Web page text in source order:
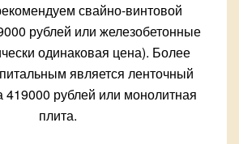
свайно-винтовой
рублей или железобетонные
одинаковая цена). Более
является ленточный
419000 рублей или монолитная
плита.